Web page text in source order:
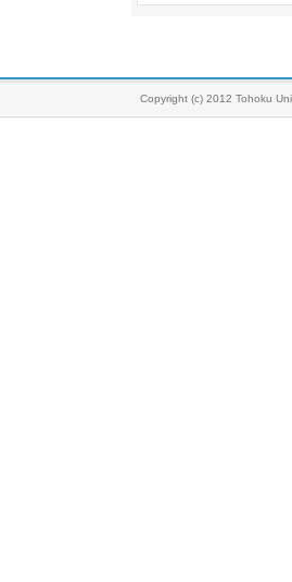
Copyright (c) 2012 Tohoku